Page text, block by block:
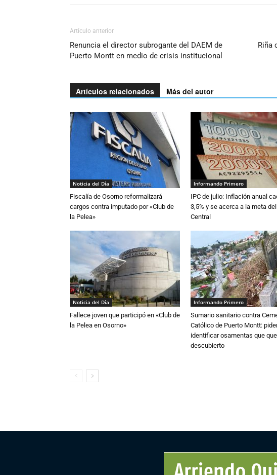
Artículo anterior
Renuncia el director subrogante del DAEM de
Puerto Montt en medio de crisis institucional
Riña
Artículos relacionados Más del autor
Noticia del Día
Fiscalía de Osorno reformalizará
cargos contra imputado por «Club de
la Pelea»
Informando Primero
IPC de julio: Inflación anual
3,5% y se acerca a la meta
Central
Noticia del Día
Fallece joven que participó en «Club de
la Pelea en Osorno»
Informando Primero
Sumario sanitario contra
Católico de Puerto Montt:
identificar osamentas que
descubierto